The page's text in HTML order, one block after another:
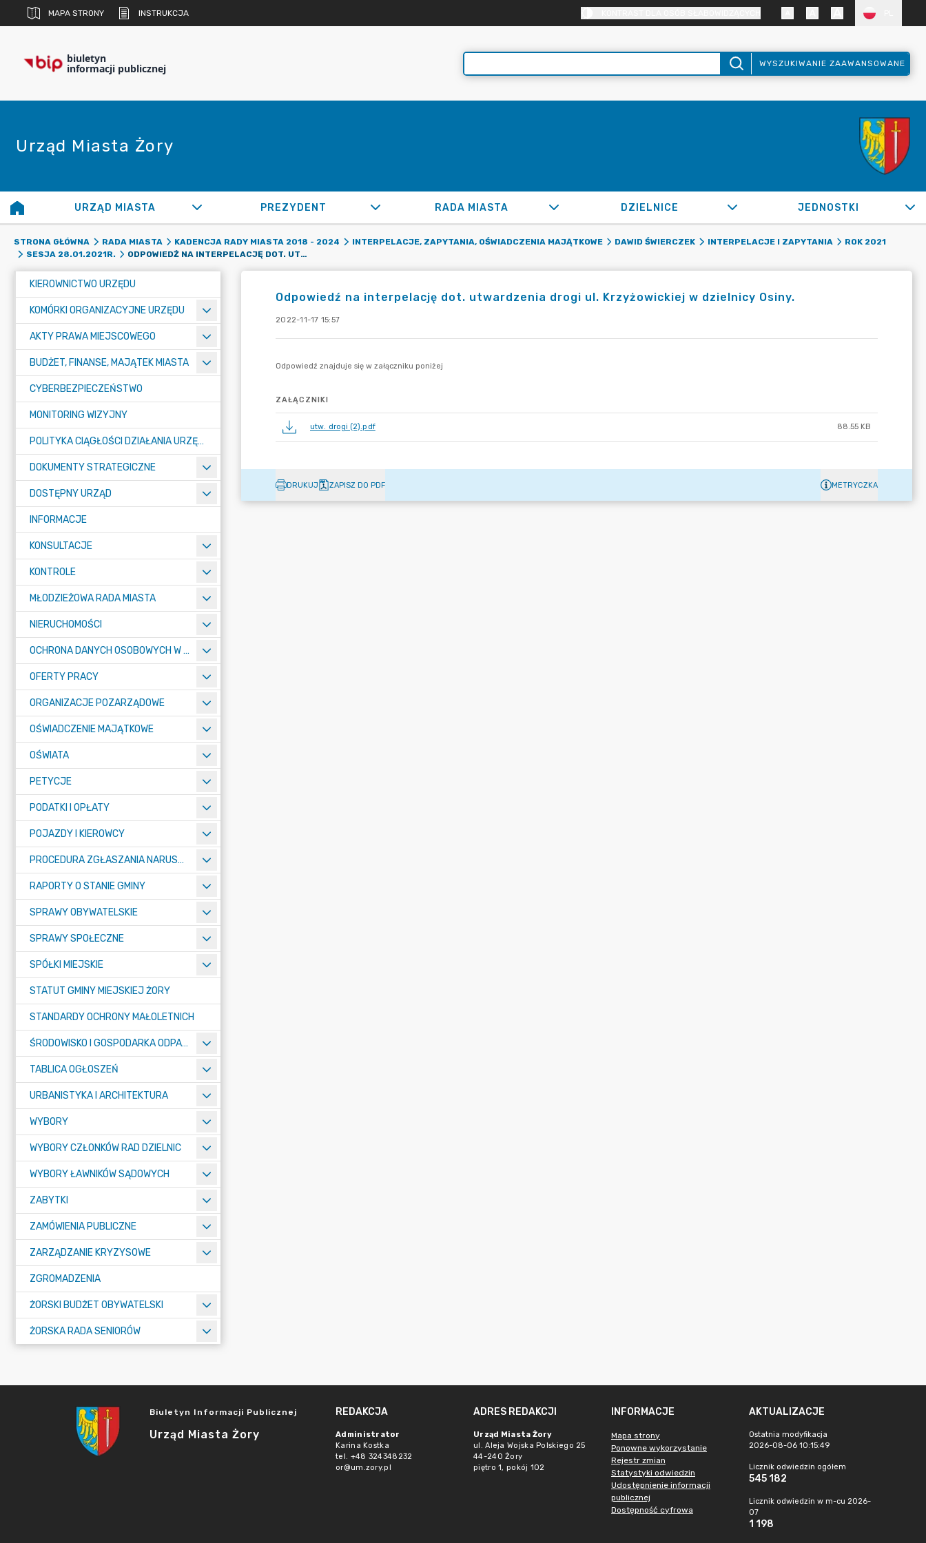
MAPA STRONY INSTRUKCJA
biuletyn
informacji publicznej WYSZUKIWANIE ZAAWANSOWANE
Urząd Miasta Żory
URZĄD MIASTA PREZYDENT RADA MIASTA DZIELNICE JEDNOSTKI
STRONA GŁÓWNA RADA MIASTA KADENCJA RADY MIASTA 2018 - 2024 INTERPELACJE, ZAPYTANIA, OŚWIADCZENIA MAJĄTKOWE DAWID ŚWIERCZEK INTERPELACJE I ZAPYTANIA
ROK 2021
SESJA 28.01.2021R.
ODPOWIEDŹ NA INTERPELACJĘ DOT. UTWARDZENIA DROGI UL. KRZYŻOWICKIEJ W DZIELNICY OSINY.
KIEROWNICTWO URZĘDU
KOMÓRKI ORGANIZACYJNE URZĘDU
AKTY PRAWA MIEJSCOWEGO
BUDŻET, FINANSE, MAJĄTEK MIASTA
CYBERBEZPIECZEŃSTWO
MONITORING WIZYJNY
POLITYKA CIĄGŁOŚCI DZIAŁANIA URZĘDU MIASTA ŻORY
DOKUMENTY STRATEGICZNE
DOSTĘPNY URZĄD
INFORMACJE
KONSULTACJE
KONTROLE
MŁODZIEŻOWA RADA MIASTA
NIERUCHOMOŚCI
OCHRONA DANYCH OSOBOWYCH W URZĘDZIE MIASTA ŻORY - RODO
OFERTY PRACY
ORGANIZACJE POZARZĄDOWE
OŚWIADCZENIE MAJĄTKOWE
OŚWIATA
PETYCJE
PODATKI I OPŁATY
POJAZDY I KIEROWCY
PROCEDURA ZGŁASZANIA NARUSZEŃ PRAWA
RAPORTY O STANIE GMINY
SPRAWY OBYWATELSKIE
SPRAWY SPOŁECZNE
SPÓŁKI MIEJSKIE
STATUT GMINY MIEJSKIEJ ŻORY
STANDARDY OCHRONY MAŁOLETNICH
ŚRODOWISKO I GOSPODARKA ODPADAMI
TABLICA OGŁOSZEŃ
URBANISTYKA I ARCHITEKTURA
WYBORY
WYBORY CZŁONKÓW RAD DZIELNIC
WYBORY ŁAWNIKÓW SĄDOWYCH
ZABYTKI
ZAMÓWIENIA PUBLICZNE
ZARZĄDZANIE KRYZYSOWE
ZGROMADZENIA
ŻORSKI BUDŻET OBYWATELSKI
ŻORSKA RADA SENIORÓW
Odpowiedź na interpelację dot. utwardzenia drogi ul. Krzyżowickiej w dzielnicy Osiny.
2022-11-17 15:57
ZAŁĄCZNIKI
utw. drogi (2).pdf 88.55 KB
DRUKUJ ZAPISZ DO PDF METRYCZKA
Biuletyn Informacji Publicznej
Urząd Miasta Żory
REDAKCJA
Administrator
Karina Kostka
tel. +48 324348232
or@um.zory.pl
ADRES REDAKCJI
Urząd Miasta Żory
ul. Aleja Wojska Polskiego 25
44-240 Żory
piętro 1, pokój 102
INFORMACJE
Mapa strony
Ponowne wykorzystanie
Rejestr zmian
Statystyki odwiedzin
Udostępnienie informacji
publicznej
Dostępność cyfrowa
AKTUALIZACJE
Ostatnia modyfikacja
2026-08-06 10:15:49
Licznik odwiedzin ogółem
545 182
Licznik odwiedzin w m-cu 2026-
07
1 198